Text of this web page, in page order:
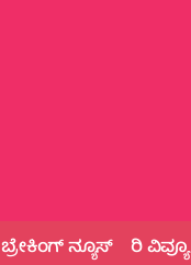
ಬ್ರೇಕಿಂಗ್‌ ನ್ಯೂಸ್ ರಿ ವಿವ್ಯೂ